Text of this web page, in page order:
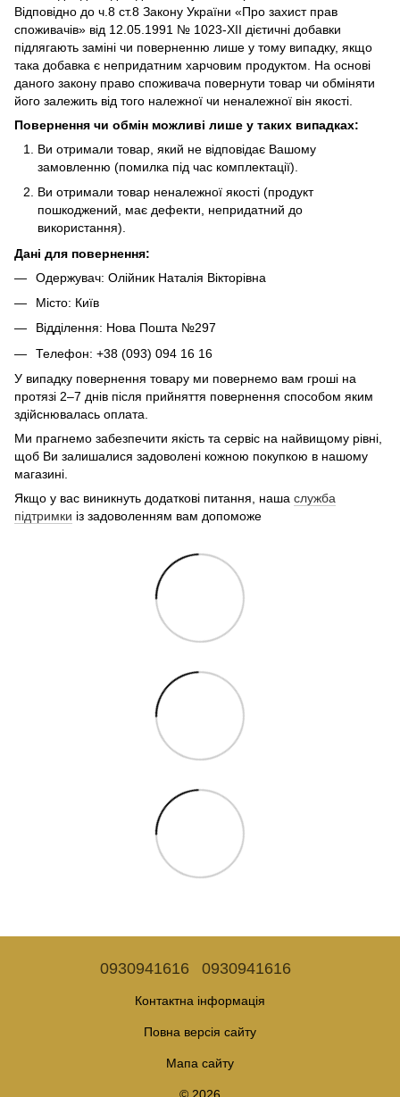
Відповідно до ч.8 ст.8 Закону України «Про захист прав
споживачів» від 12.05.1991 № 1023-ХІІ дієтичні добавки
підлягають заміні чи поверненню лише у тому випадку, якщо
така добавка є непридатним харчовим продуктом. На основі
даного закону право споживача повернути товар чи обміняти
його залежить від того належної чи неналежної він якості.
Повернення чи обмін можливі лише у таких випадках:
Ви отримали товар, який не відповідає Вашому
замовленню (помилка під час комплектації).
Ви отримали товар неналежної якості (продукт
пошкоджений, має дефекти, непридатний до
використання).
Дані для повернення:
Одержувач: Олійник Наталія Вікторівна
Місто: Київ
Відділення: Нова Пошта №297
Телефон: +38 (093) 094 16 16
У випадку повернення товару ми повернемо вам гроші на
протязі 2–7 днів після прийняття повернення способом яким
здійснювалась оплата.
Ми прагнемо забезпечити якість та сервіс на найвищому рівні,
щоб Ви залишалися задоволені кожною покупкою в нашому
магазині.
Якщо у вас виникнуть додаткові питання, наша служба
підтримки із задоволенням вам допоможе
0930941616 0930941616
Контактна інформація
Повна версія сайту
Мапа сайту
© 2026